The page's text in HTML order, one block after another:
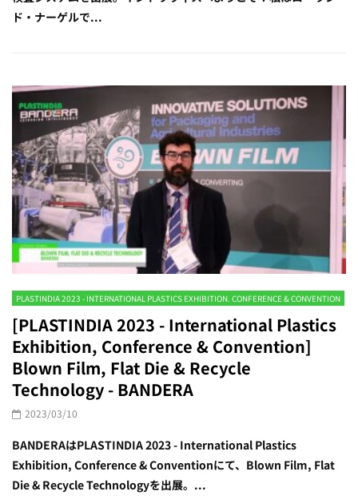
ド・ナーゲルで...
PLASTINDIA 2023 - INTERNATIONAL PLASTICS EXHIBITION. CONFERENCE & CONVENTION
[PLASTINDIA 2023 - International Plastics
Exhibition, Conference & Convention]
Blown Film, Flat Die & Recycle
Technology - BANDERA
2023/03/10
BANDERAはPLASTINDIA 2023 - International Plastics
Exhibition, Conference & Conventionにて、Blown Film, Flat
Die & Recycle Technologyを出展。...